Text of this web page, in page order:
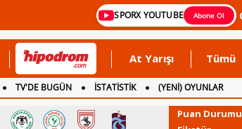
SPORX YOUTUBE Abone Ol
At Yarışı Tümü
TV'DE BUGÜN İSTATİSTİK
(YENİ) OYUNLAR
Puan Durumu